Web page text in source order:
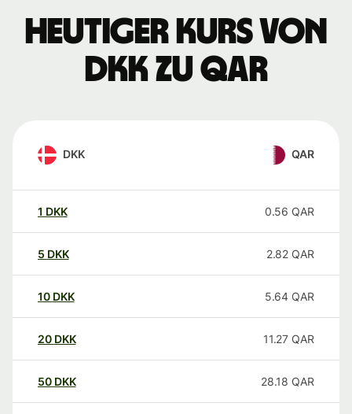
Heutiger Kurs von
DKK zu QAR
DKK QAR
1 DKK 0.56 QAR
5 DKK 2.82 QAR
10 DKK 5.64 QAR
20 DKK 11.27 QAR
50 DKK 28.18 QAR